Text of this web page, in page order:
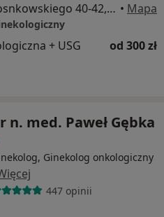
Gen. Kazimierza Sosnkowskiego 40-42, lokal nr 21 (wejście od ul. Mikołajczyka), Opole • Mapa
+ USG od 300 zł
n. med. Paweł Gębka
Ginekolog onkologiczny
447 opinii